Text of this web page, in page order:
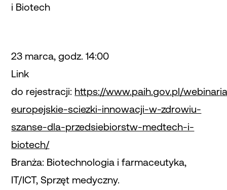
i Biotech
23 marca, godz. 14:00
Link
do rejestracji: https://www.paih.gov.pl/
europejskie-sciezki-innowacji-w-zdrowiu-
szanse-dla-przedsiebiorstw-medtech-i-
biotech/
Branża: Biotechnologia i farmaceutyka,
IT/ICT, Sprzęt medyczny.